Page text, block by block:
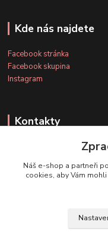
Kde nás najdete
Facebook stránka
Facebook skupina
Instagram
Kontakty
+420 607
(Po-Pá, 8-20
Náš e-shop a partneři
cookies, aby Vám